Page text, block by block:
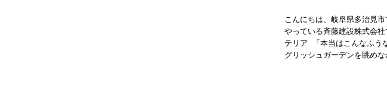
こんにちは、岐阜県多治見
やっている斉藤建設株式会
テリア 「本当はこんなふう
グリッシュガーデンを眺め